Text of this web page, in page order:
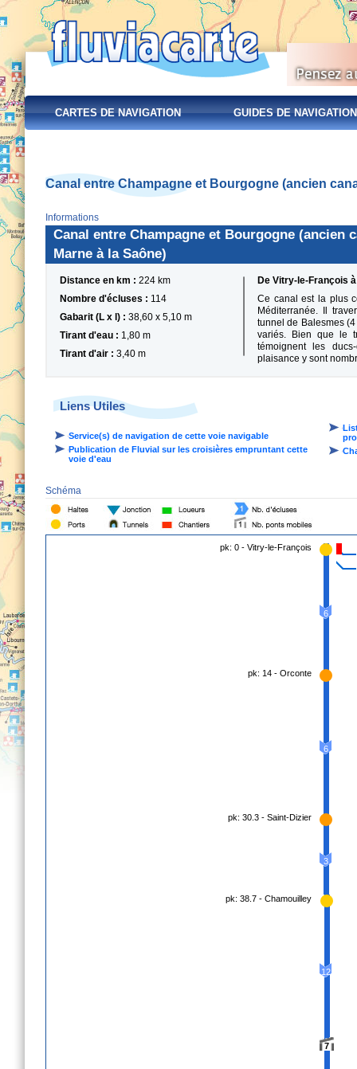
CARTES DE NAVIGATION GUIDES DE NAVIGATION
Canal entre Champagne et Bourgogne (ancien
Informations
Canal entre Champagne et Bourgogne (ancien
Marne à la Saône)
Distance en km : 224 km
Nombre d'écluses : 114
Gabarit (L x l) : 38,60 x 5,10 m
Tirant d'eau : 1,80 m
Tirant d'air : 3,40 m
De Vitry-le-François
Ce canal est la plus
Méditerranée. Il
tunnel de Balesmes
variés. Bien que le
témoignent les
plaisance y sont
Liens Utiles
Service(s) de navigation de cette voie navigable
Publication de Fluvial sur les croisières empruntant cette
voie d'eau
Schéma
pk: 0 - Vitry-le-François
6
pk: 14 - Orconte
6
pk: 30.3 - Saint-Dizier
3
pk: 38.7 - Chamouilley
12
7